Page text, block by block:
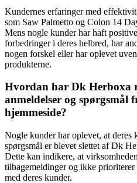
Kundernes erfaringer med
som Saw Palmetto og Colon 14
Mens nogle kunder har haft
forbedringer i deres helbred, har
nogen forskel eller har oplevet
produkterne.
Hvordan har Dk Herboxa
anmeldelser og spørgsmål
hjemmeside?
Nogle kunder har oplevet, at deres
spørgsmål er blevet slettet af Dk
Dette kan indikere, at
tilbagemeldinger og ikke
med deres kunder.